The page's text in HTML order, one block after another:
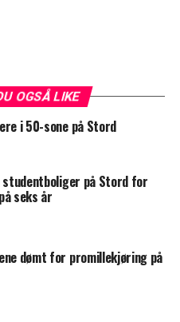
OGSÅ LIKE
i 50-sone på Stord
studentboliger på Stord for
seks år
dømt for promillekjøring på